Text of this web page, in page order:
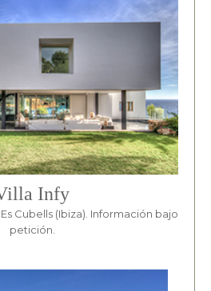
Infy
Cubells (Ibiza). Información bajo
petición.